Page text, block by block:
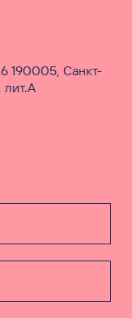
190005, Санкт-
лит.А